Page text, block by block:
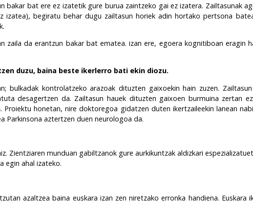
bakar bat ere ez izatetik gure burua zaintzeko gai ez izatera. Zailtasunak
begiratu behar dugu zailtasun horiek adin hortako pertsona
zaila da erantzun bakar bat ematea. izan ere, egoera kognitiboan eragin
duzu, baina beste ikerlerro bati ekin diozu.
bulkadak kontrolatzeko arazoak dituzten gaixoekin hain zuzen.
desagertzen da. Zailtasun hauek dituzten gaixoen burmuina zertan
honetan, nire doktoregoa gidatzen duten ikertzaileekin lanean
aztertzen duen neurologoa da.
z. Zientziaren munduan gabiltzanok gure aurkikuntzak aldizkari
egin ahal izateko.
azaltzea baina euskara izan zen niretzako erronka handiena. Euskara